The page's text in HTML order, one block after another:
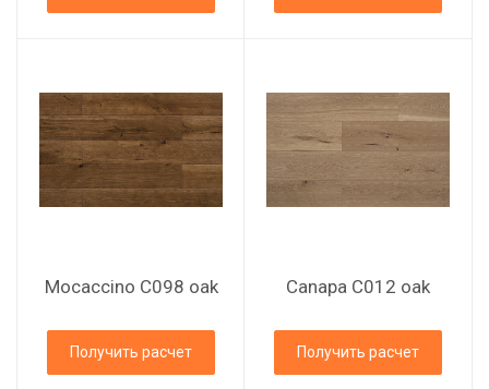
Mocaccino C098 oak
Получить расчет
Canapa C012 oak
Получить расчет